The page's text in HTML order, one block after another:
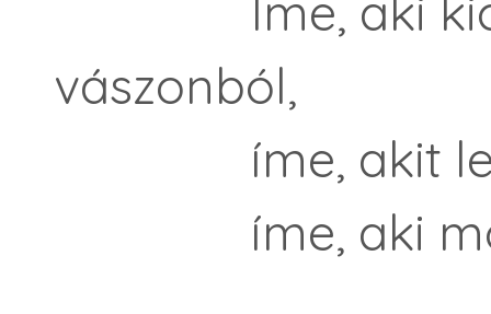
vászonból,
íme, akit
íme, aki